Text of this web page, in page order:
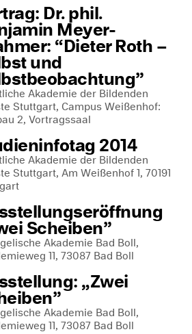
Dr. phil.
Meyer-
“Dieter Roth –
und
Akademie der Bildenden
Stuttgart, Campus Weißenhof:
2, Vortragssaal
2014
Akademie der Bildenden
Stuttgart, Am Weißenhof 1, 70191
Scheiben”
Akademie Bad Boll,
11, 73087 Bad Boll
„Zwei
Akademie Bad Boll,
11, 73087 Bad Boll